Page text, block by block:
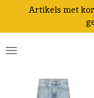
naar
de
Artikels met